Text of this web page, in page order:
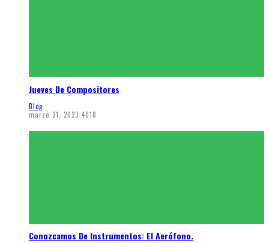
Jueves De Compositores
Blog
marzo 21, 2023 4018
Conozcamos De Instrumentos: El Aerófono.